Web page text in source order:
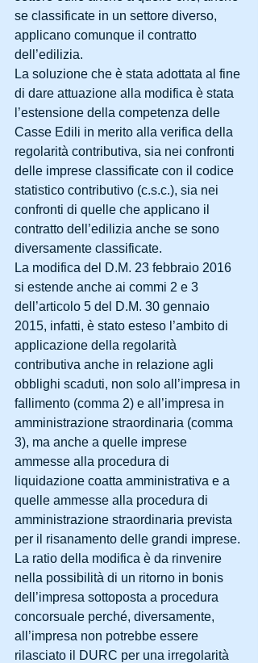
se classificate in un settore diverso,
applicano comunque il contratto
dell’edilizia.
La soluzione che è stata adottata al fine
di dare attuazione alla modifica è stata
l’estensione della competenza delle
Casse Edili in merito alla verifica della
regolarità contributiva, sia nei confronti
delle imprese classificate con il codice
statistico contributivo (c.s.c.), sia nei
confronti di quelle che applicano il
contratto dell’edilizia anche se sono
diversamente classificate.
La modifica del D.M. 23 febbraio 2016
si estende anche ai commi 2 e 3
dell’articolo 5 del D.M. 30 gennaio
2015, infatti, è stato esteso l’ambito di
applicazione della regolarità
contributiva anche in relazione agli
obblighi scaduti, non solo all’impresa in
fallimento (comma 2) e all’impresa in
amministrazione straordinaria (comma
3), ma anche a quelle imprese
ammesse alla procedura di
liquidazione coatta amministrativa e a
quelle ammesse alla procedura di
amministrazione straordinaria prevista
per il risanamento delle grandi imprese.
La ratio della modifica è da rinvenire
nella possibilità di un ritorno in bonis
dell’impresa sottoposta a procedura
concorsuale perché, diversamente,
all’impresa non potrebbe essere
rilasciato il DURC per una irregolarità